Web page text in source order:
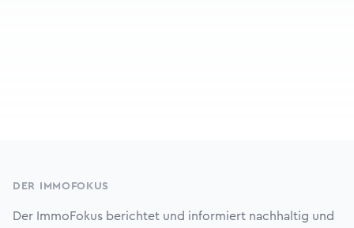
DER IMMOFOKUS
Der ImmoFokus berichtet und informiert nachhaltig und